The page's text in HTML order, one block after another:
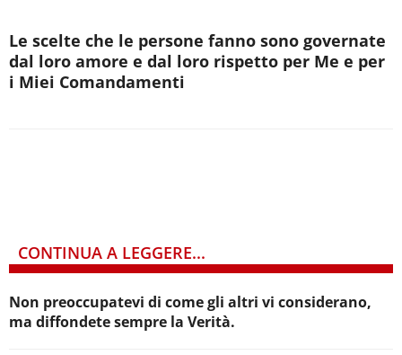
Le scelte che le persone fanno sono governate
dal loro amore e dal loro rispetto per Me e per
i Miei Comandamenti
CONTINUA A LEGGERE...
Non preoccupatevi di come gli altri vi considerano,
ma diffondete sempre la Verità.